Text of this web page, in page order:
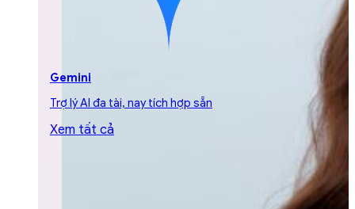
Gemini
Trợ lý AI đa tài, nay tích hợp sẵn
Xem tất cả